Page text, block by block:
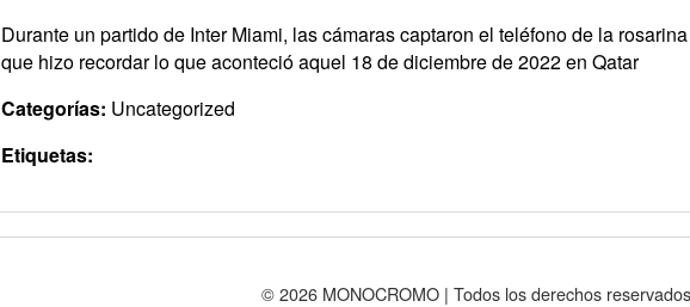
Durante un partido de Inter Miami, las cámaras captaron el teléfono de la
que hizo recordar lo que aconteció aquel 18 de diciembre de 2022 en Qatar
Categorías: Uncategorized
Etiquetas:
© 2026 MONOCROMO | Todos los derechos